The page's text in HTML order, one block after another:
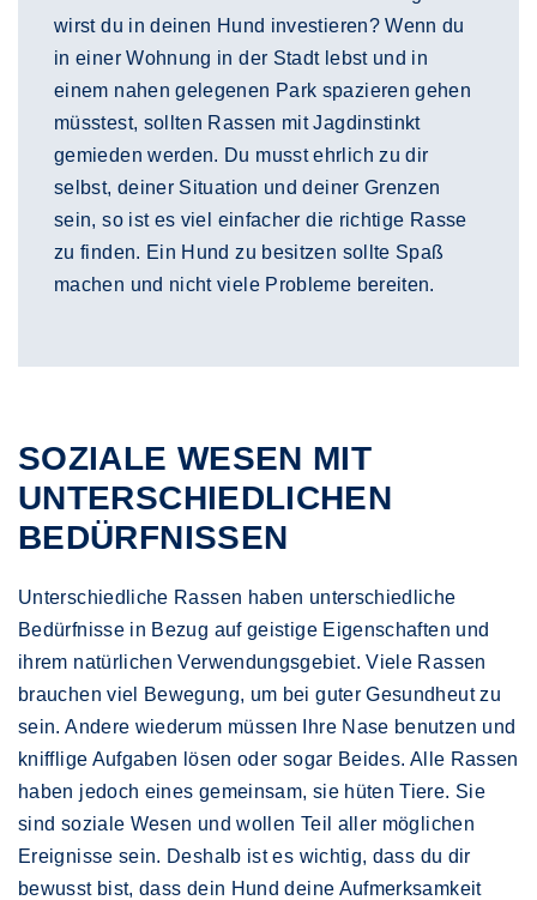
wirst du in deinen Hund investieren? Wenn du
in einer Wohnung in der Stadt lebst und in
einem nahen gelegenen Park spazieren gehen
müsstest, sollten Rassen mit Jagdinstinkt
gemieden werden. Du musst ehrlich zu dir
selbst, deiner Situation und deiner Grenzen
sein, so ist es viel einfacher die richtige Rasse
zu finden. Ein Hund zu besitzen sollte Spaß
machen und nicht viele Probleme bereiten.
SOZIALE WESEN MIT
UNTERSCHIEDLICHEN
BEDÜRFNISSEN
Unterschiedliche Rassen haben unterschiedliche
Bedürfnisse in Bezug auf geistige Eigenschaften und
ihrem natürlichen Verwendungsgebiet. Viele Rassen
brauchen viel Bewegung, um bei guter Gesundheut zu
sein. Andere wiederum müssen Ihre Nase benutzen und
knifflige Aufgaben lösen oder sogar Beides. Alle Rassen
haben jedoch eines gemeinsam, sie hüten Tiere. Sie
sind soziale Wesen und wollen Teil aller möglichen
Ereignisse sein. Deshalb ist es wichtig, dass du dir
bewusst bist, dass dein Hund deine Aufmerksamkeit